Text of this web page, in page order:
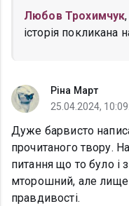
Любов Трохимчук
історія покликана
Ріна Март
25.04.2024,
Дуже барвисто
прочитаного твору.
питання що то було і
мторошний, але лище
правдивості.